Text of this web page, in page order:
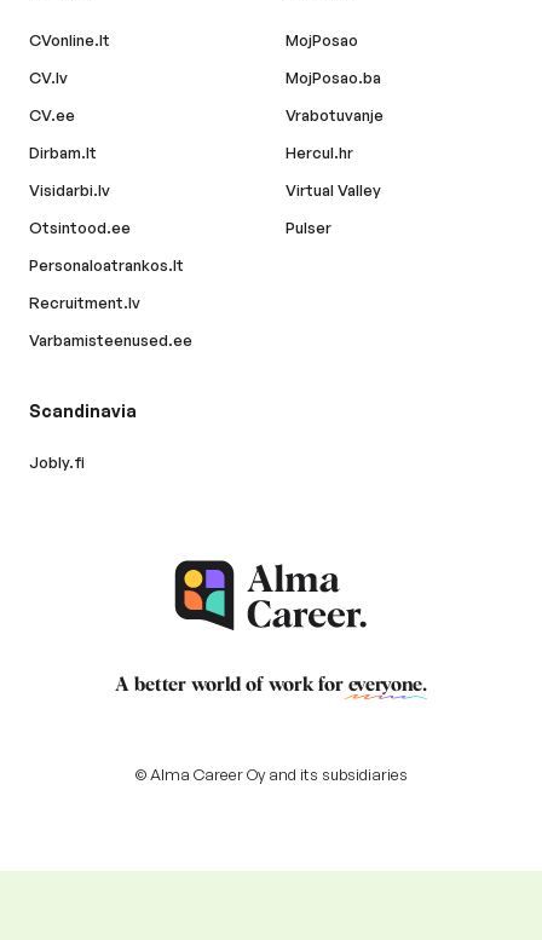
CVonline.lt
CV.lv
CV.ee
Dirbam.lt
Visidarbi.lv
Otsintood.ee
Personaloatrankos.lt
Recruitment.lv
Varbamisteenused.ee
MojPosao
MojPosao.ba
Vrabotuvanje
Hercul.hr
Virtual Valley
Pulser
Scandinavia
Jobly.fi
A better world of work for everyone.
© Alma Career Oy and its subsidiaries